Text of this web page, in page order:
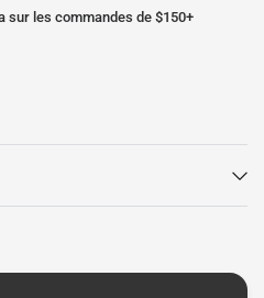
sur les commandes de $150+